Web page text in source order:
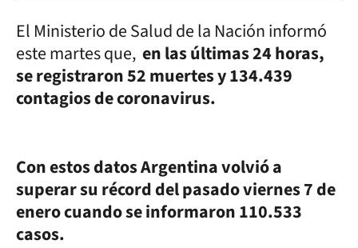
El Ministerio de Salud de la Nación informó
este martes que, en las últimas 24 horas,
se registraron 52 muertes y 134.439
contagios de coronavirus.
Con estos datos Argentina volvió a
superar su récord del pasado viernes 7 de
enero cuando se informaron 110.533
casos.